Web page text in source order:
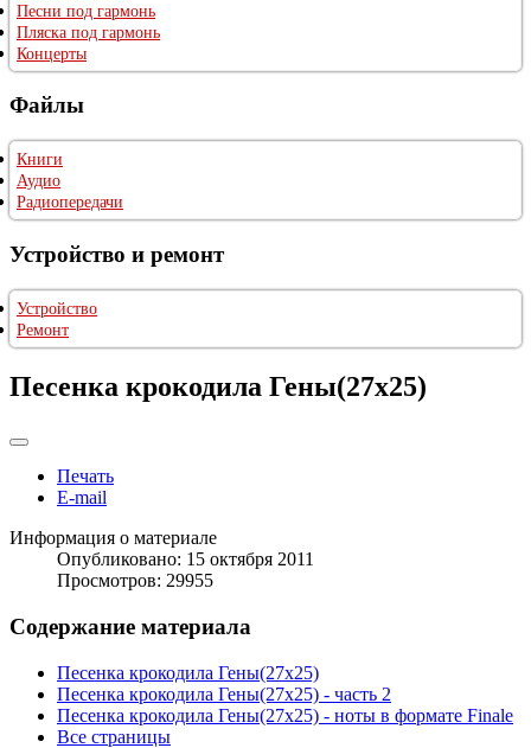
Песни под гармонь
Пляска под гармонь
Концерты
Файлы
Книги
Аудио
Радиопередачи
Устройство и ремонт
Устройство
Ремонт
Песенка крокодила Гены(27х25)
Печать
E-mail
Информация о материале
Опубликовано: 15 октября 2011
Просмотров: 29955
Содержание материала
Песенка крокодила Гены(27х25)
Песенка крокодила Гены(27х25) - часть 2
Песенка крокодила Гены(27х25) - ноты в формате Finale
Все страницы